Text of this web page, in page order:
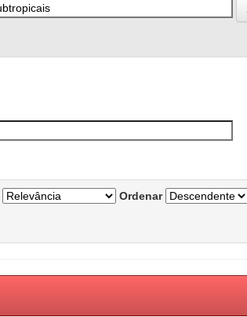
Ordenar